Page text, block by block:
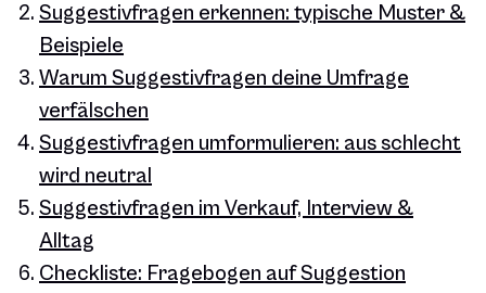
Suggestivfragen erkennen: typische Muster &
Beispiele
Warum Suggestivfragen deine Umfrage
verfälschen
Suggestivfragen umformulieren: aus schlecht
wird neutral
Suggestivfragen im Verkauf, Interview &
Alltag
Checkliste: Fragebogen auf Suggestion